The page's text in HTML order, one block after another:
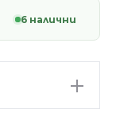
6 налични